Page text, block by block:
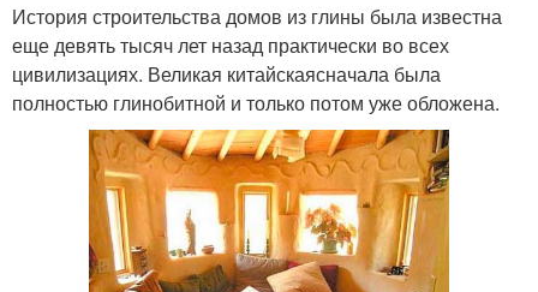
История строительства домов из глины была известна
еще девять тысяч лет назад практически во всех
цивилизациях. Великая китайскаясначала была
полностью глинобитной и только потом уже обложена.